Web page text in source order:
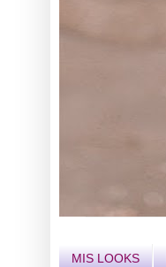
MIS LOOKS